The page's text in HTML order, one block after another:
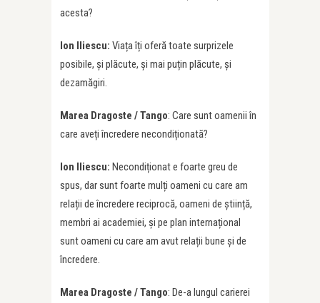
acesta?
Ion Iliescu: Viața îți oferă toate surprizele
posibile, și plăcute, și mai puțin plăcute, și
dezamăgiri.
Marea Dragoste / Tango: Care sunt oamenii în
care aveți încredere necondiționată?
Ion Iliescu: Necondiționat e foarte greu de
spus, dar sunt foarte mulți oameni cu care am
relații de încredere reciprocă, oameni de știință,
membri ai academiei, și pe plan internațional
sunt oameni cu care am avut relații bune și de
încredere.
Marea Dragoste / Tango: De-a lungul carierei